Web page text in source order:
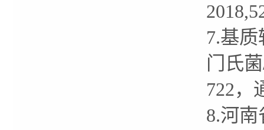
7.基
门氏
722，
8.河